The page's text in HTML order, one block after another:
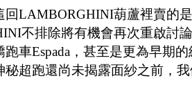
回LAMBORGHINI葫蘆裡賣的
不排除將有機會再次重啟討
車Espada，甚至是更為早期
秘超跑還尚未揭露面紗之前，